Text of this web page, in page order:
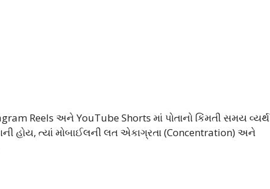
Reels અને YouTube Shorts માં પોતાનો કિંમતી સમય વ્યર્થ
હોય, ત્યાં મોબાઈલની લત એકાગ્રતા (Concentration) અને